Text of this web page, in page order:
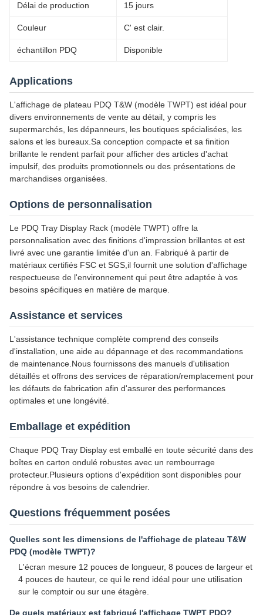
Délai de production 15 jours
Couleur C' est clair.
échantillon PDQ Disponible
Applications
L'affichage de plateau PDQ T&W (modèle TWPT) est idéal pour
divers environnements de vente au détail, y compris les
supermarchés, les dépanneurs, les boutiques spécialisées, les
salons et les bureaux.Sa conception compacte et sa finition
brillante le rendent parfait pour afficher des articles d'achat
impulsif, des produits promotionnels ou des présentations de
marchandises organisées.
Options de personnalisation
Le PDQ Tray Display Rack (modèle TWPT) offre la
personnalisation avec des finitions d'impression brillantes et est
livré avec une garantie limitée d'un an. Fabriqué à partir de
matériaux certifiés FSC et SGS,il fournit une solution d'affichage
respectueuse de l'environnement qui peut être adaptée à vos
besoins spécifiques en matière de marque.
Assistance et services
L'assistance technique complète comprend des conseils
d'installation, une aide au dépannage et des recommandations
de maintenance.Nous fournissons des manuels d'utilisation
détaillés et offrons des services de réparation/remplacement pour
les défauts de fabrication afin d'assurer des performances
optimales et une longévité.
Emballage et expédition
Chaque PDQ Tray Display est emballé en toute sécurité dans des
boîtes en carton ondulé robustes avec un rembourrage
protecteur.Plusieurs options d'expédition sont disponibles pour
répondre à vos besoins de calendrier.
Questions fréquemment posées
Quelles sont les dimensions de l'affichage de plateau T&W
PDQ (modèle TWPT)?
L'écran mesure 12 pouces de longueur, 8 pouces de largeur et
4 pouces de hauteur, ce qui le rend idéal pour une utilisation
sur le comptoir ou sur une étagère.
De quels matériaux est fabriqué l'affichage TWPT PDQ?